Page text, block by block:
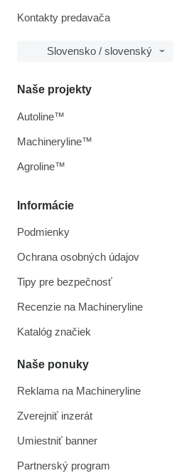
Kontakty predavača
Slovensko / slovenský
Informácie
Podmienky
Ochrana osobných údajov
Tipy pre bezpečnosť
Recenzie na Machineryline
Katalóg značiek
Naše ponuky
Reklama na Machineryline
Zverejniť inzerát
Umiestniť banner
Partnerský program
Naše projekty
Autoline™
Machineryline™
Agroline™